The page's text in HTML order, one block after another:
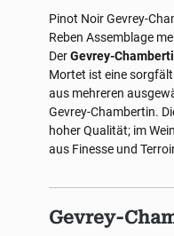
Pinot NoirGevrey-
Reben Assemblage
DerGevrey-
Mortet ist eine
aus mehreren
Gevrey-Chambertin.
hoher Qualität; im
aus Finesse und
Gevrey-